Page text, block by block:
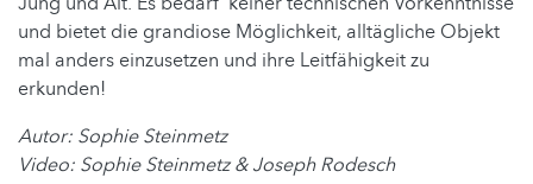
und bietet die grandiose Möglichkeit, alltägliche Objekt
mal anders einzusetzen und ihre Leitfähigkeit zu
erkunden!
Autor: Sophie Steinmetz
Video: Sophie Steinmetz & Joseph Rodesch